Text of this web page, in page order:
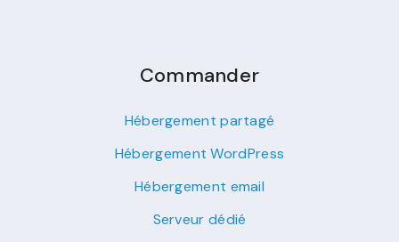
Commander
Hébergement partagé
Hébergement WordPress
Hébergement email
Serveur dédié